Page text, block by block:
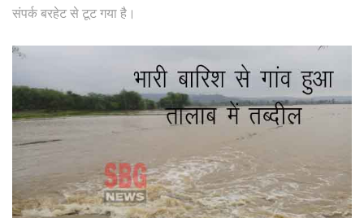
संपर्क बरहेट से टूट गया है।